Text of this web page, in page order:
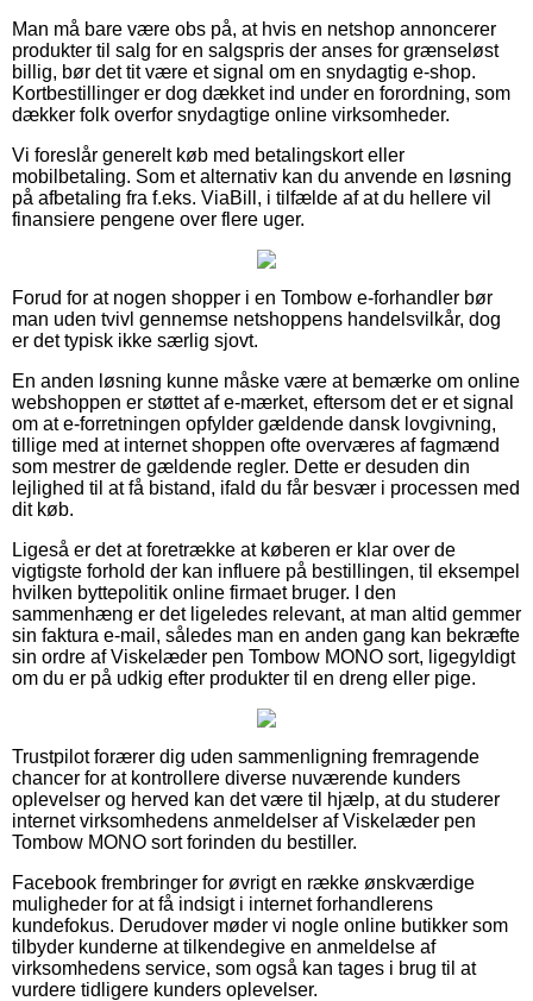
Man må bare være obs på, at hvis en netshop annoncerer
produkter til salg for en salgspris der anses for grænseløst
billig, bør det tit være et signal om en snydagtig e-shop.
Kortbestillinger er dog dækket ind under en forordning, som
dækker folk overfor snydagtige online virksomheder.
Vi foreslår generelt køb med betalingskort eller
mobilbetaling. Som et alternativ kan du anvende en løsning
på afbetaling fra f.eks. ViaBill, i tilfælde af at du hellere vil
finansiere pengene over flere uger.
Forud for at nogen shopper i en Tombow e-forhandler bør
man uden tvivl gennemse netshoppens handelsvilkår, dog
er det typisk ikke særlig sjovt.
En anden løsning kunne måske være at bemærke om online
webshoppen er støttet af e-mærket, eftersom det er et signal
om at e-forretningen opfylder gældende dansk lovgivning,
tillige med at internet shoppen ofte overværes af fagmænd
som mestrer de gældende regler. Dette er desuden din
lejlighed til at få bistand, ifald du får besvær i processen med
dit køb.
Ligeså er det at foretrække at køberen er klar over de
vigtigste forhold der kan influere på bestillingen, til eksempel
hvilken byttepolitik online firmaet bruger. I den
sammenhæng er det ligeledes relevant, at man altid gemmer
sin faktura e-mail, således man en anden gang kan bekræfte
sin ordre af Viskelæder pen Tombow MONO sort, ligegyldigt
om du er på udkig efter produkter til en dreng eller pige.
Trustpilot forærer dig uden sammenligning fremragende
chancer for at kontrollere diverse nuværende kunders
oplevelser og herved kan det være til hjælp, at du studerer
internet virksomhedens anmeldelser af Viskelæder pen
Tombow MONO sort forinden du bestiller.
Facebook frembringer for øvrigt en række ønskværdige
muligheder for at få indsigt i internet forhandlerens
kundefokus. Derudover møder vi nogle online butikker som
tilbyder kunderne at tilkendegive en anmeldelse af
virksomhedens service, som også kan tages i brug til at
vurdere tidligere kunders oplevelser.